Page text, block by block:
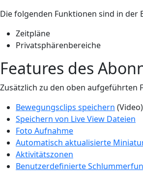
Die folgenden Funktionen sind in der
Zeitpläne
Privatsphärenbereiche
Features des
Zusätzlich zu den oben aufgeführten
Bewegungsclips speichern (Video)
Speichern von Live View Dateien
Foto Aufnahme
Automatisch aktualisierte
Aktivitätszonen
Benutzerdefinierte